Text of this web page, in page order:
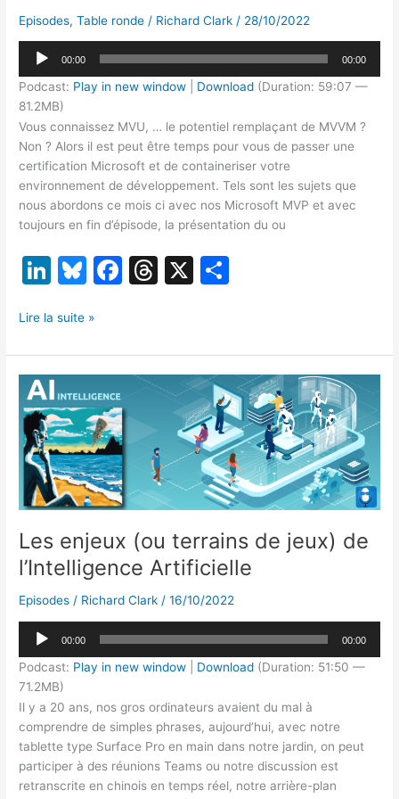
Episodes,Table ronde / Richard Clark / 28/10/2022
Lecteur
audio
00:00 00:00
Podcast: Play in new window Download (Duration: 59:07 —
81.2MB)
Vous connaissez MVU, … le potentiel remplaçant de MVVM ?
Non ? Alors il est peut être temps pour vous de passer une
certification Microsoft et de containeriser votre
environnement de développement. Tels sont les sujets que
nous abordons ce mois ci avec nos Microsoft MVP et avec
toujours en fin d’épisode, la présentation du ou
Li
k
e
dI
n
Bl
e
s
k
y
F
e
b
o
o
T
a
d
s
X
g
er
[TR11/22]
vs
MVVM,
certifications,
containerisation
notre
table
ronde
de
Novembre
Lire la suite »
Les enjeux (ou terrains de jeux) de
l’Intelligence Artificielle
Episodes / Richard Clark/16/10/2022
Lecteur
audio
00:00 00:00
Podcast: Play in new window Download (Duration: 51:50 —
71.2MB)
Il y a 20 ans, nos gros ordinateurs avaient du mal à
comprendre de simples phrases, aujourd’hui, avec notre
tablette type Surface Pro en main dans notre jardin, on peut
participer à des réunions Teams ou notre discussion est
retranscrite en chinois en temps réel, notre arrière-plan